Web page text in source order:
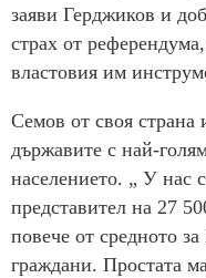
заяви Герджиков и
страх от
властовия им
Семов от своя страна
държавите с най-
населението. „ У нас
представител на 27
повече от средното
граждани. Простата